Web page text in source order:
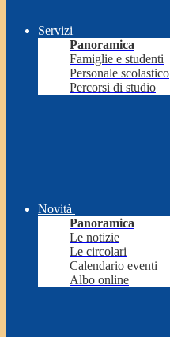
Servizi
Panoramica
Famiglie e studenti
Personale scolastico
Percorsi di studio
Novità
Panoramica
Le notizie
Le circolari
Calendario eventi
Albo online